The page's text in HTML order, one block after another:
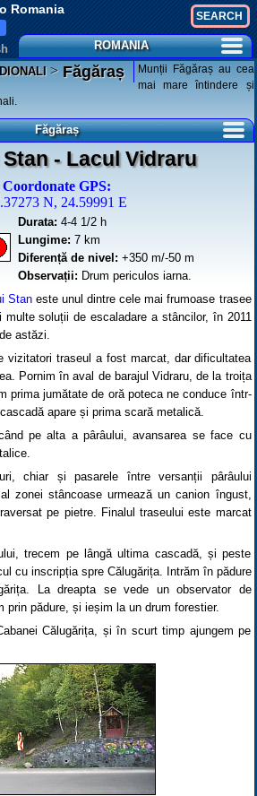
Romania
ROMANIA
>Făgăraș
Munții Făgăraș au cea
mai mare întindere și
Făgăraș
- Lacul Vidraru
Coordonate GPS:
N, 24.59991 E
Durata: 4-4 1/2 h
Lungime: 7 km
Diferență de nivel: +350 m/-50 m
Observații: Drum periculos iarna.
Staneste unul dintre cele mai frumoase trasee
soluții de escaladare a stâncilor, în 2011
astăzi.
vizitatori traseul a fost marcat, dar dificultatea
Pornim în aval de barajul Vidraru, de la troița
prima jumătate de oră poteca ne conduce într-
apare și prima scară metalică.
pe alta a pârâului, avansarea se face cu
chiar și pasarele între versanții pârâului
zonei stâncoase urmează un canion îngust,
pe pietre. Finalul traseului este marcat
trecem pe lângă ultima cascadă, și peste
cu inscripția spre Călugărița. Intrăm în pădure
La dreapta se vede un observator de
prin pădure, și ieșim la un drum forestier.
Călugărița, și în scurt timp ajungem pe